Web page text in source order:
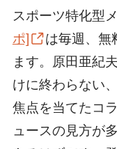
スポーツ特化型
ポ]
は毎週、無
ます。原田亜紀
けに終わらない
焦点を当てたコ
ュースの見方が